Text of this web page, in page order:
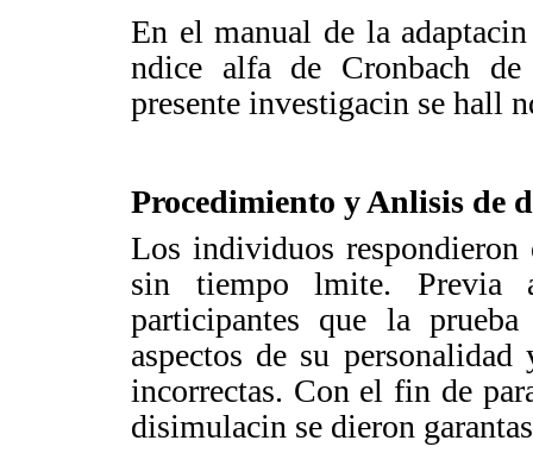
En el manual de la
ndice alfa de Cronbach de
presente investigacin se hall
Procedimiento y Anlisis de
Los individuos
sin tiempo lmite. Previa
participantes que la
aspectos de su personalidad
incorrectas. Con el fin de
disimulacin se dieron